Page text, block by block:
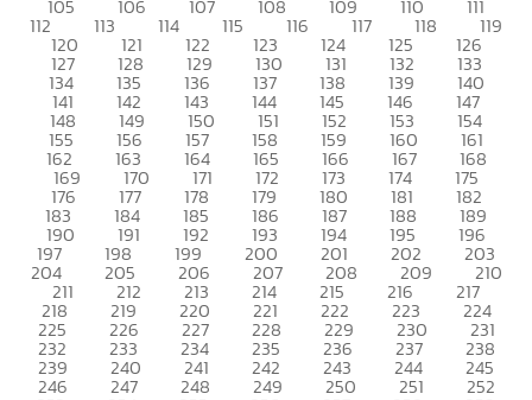
105 106 107 108 109 110 111
112 113 114 115 116 117 118 119
120 121 122 123 124 125 126
127 128 129 130 131 132 133
134 135 136 137 138 139 140
141 142 143 144 145 146 147
148 149 150 151 152 153 154
155 156 157 158 159 160 161
162 163 164 165 166 167 168
169 170 171 172 173 174 175
176 177 178 179 180 181 182
183 184 185 186 187 188 189
190 191 192 193 194 195 196
197 198 199 200 201 202 203
204 205 206 207 208 209 210
211 212 213 214 215 216 217
218 219 220 221 222 223 224
225 226 227 228 229 230 231
232 233 234 235 236 237 238
239 240 241 242 243 244 245
246 247 248 249 250 251 252